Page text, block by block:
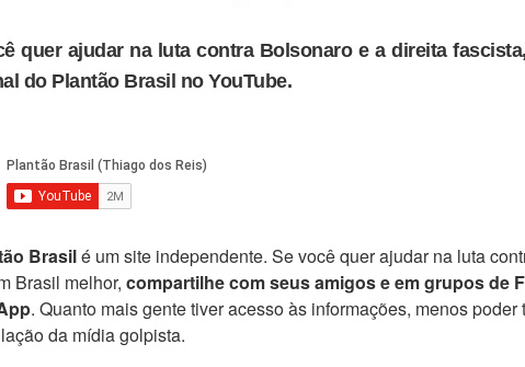
quer ajudar na luta contra Bolsonaro e a direita
do Plantão Brasil no YouTube.
Brasilé um site independente. Se você quer ajudar na luta
Brasil melhor, compartilhe com seus amigos e em grupos de
. Quanto mais gente tiver acesso às informações, menos poder
da mídia golpista.